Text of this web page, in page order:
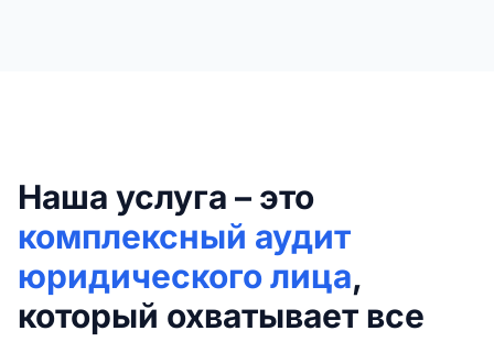
Наша услуга – это
комплексный аудит
юридического лица,
который охватывает все